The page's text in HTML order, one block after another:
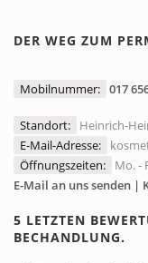
DER WEG ZUM
Mobilnummer: 017
Standort:
Heinrich-
E-Mail-Adresse:
Öffnungszeiten:
Mo. -
E-Mail an uns senden
5 LETZTEN
BECHANDLUNG.